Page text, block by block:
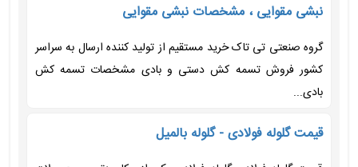
نبشی مقوایی ، مشخصات نبشی مقوایی
گروه صنعتی تی تاک خرید مستقیم از تولید کننده ارسال به سراسر
کشور فروش تسمه کش دستی و بادی مشخصات تسمه کش
بادی...
قیمت گلوله فولادی - گلوله بالمیل